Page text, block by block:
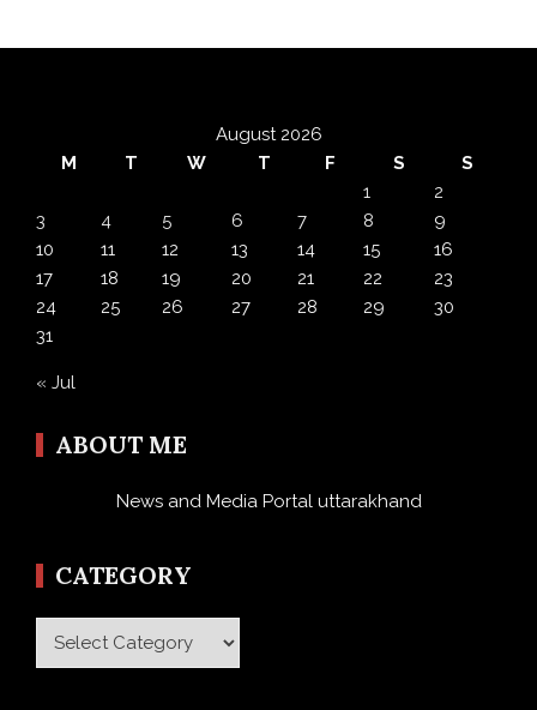
August 2026
M
T W T F S
S
1
2
3
4 5 6 7 8
9
10
11 12 13 14 15
16
17
18 19 20 21 22
23
24
25 26 27 28 29
30
31
« Jul
ABOUT ME
News and Media Portal uttarakhand
CATEGORY
Category